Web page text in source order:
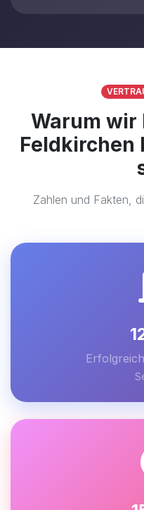
Warum
Feldkirchen
Zahlen und Fakten,